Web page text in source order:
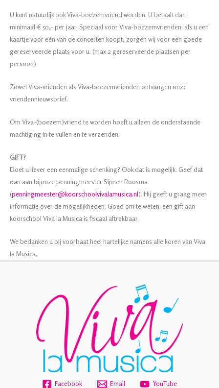
U kunt natuurlijk ook Viva-boezemvriend worden. U betaalt dan
minimaal € 50,- per jaar. Speciaal voor Viva-boezemvrienden: als u een
kaartje voor één van de concerten koopt, zorgen wij voor een goede
gereserveerde plaats voor u. (max 2 gereserveerde plaatsen per
persoon)
Zowel Viva-vrienden als Viva-boezemvrienden ontvangen onze
vriendennieuwsbrief.
Om Viva-(boezem)vriend te worden hoeft u alleen de onderstaande
machtiging in te vullen en te verzenden.
GIFT?
Doet u liever een eenmalige schenking? Ook dat is mogelijk. Geef dat
dan aan bijonze penningmeester Sijmen Roosma
(penningmeester@koorschoolvivalamusica.nl). Hij geeft u graag meer
informatie over de mogelijkheden. Goed om te weten: een gift aan
koorschool Viva la Musica is fiscaal aftrekbaar.
We bedanken u bij voorbaat heel hartelijke namens alle koren van Viva
la Musica.
Facebook Email YouTube